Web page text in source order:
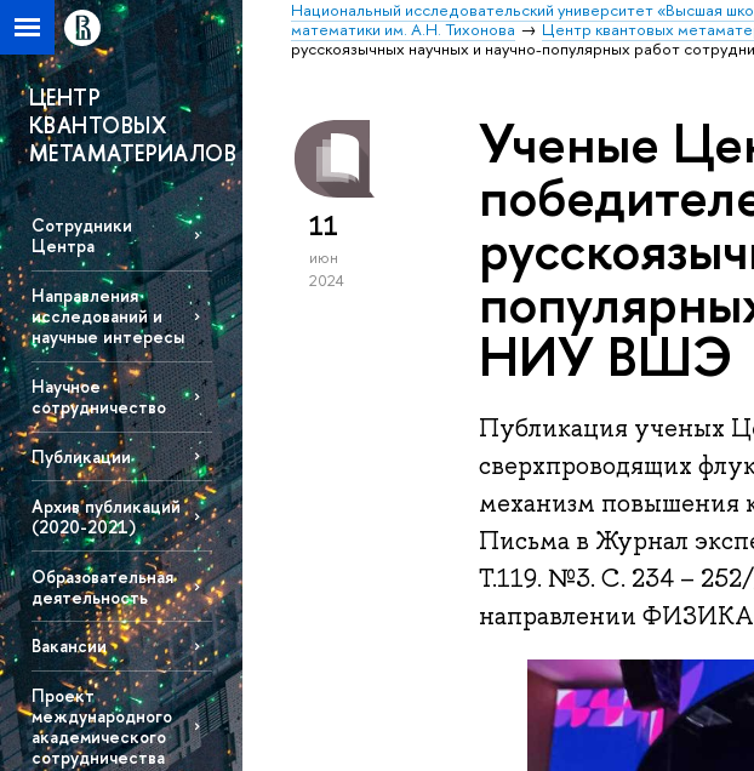
Национальный исследовательский университет «Высшая
математики им. А.Н. Тихонова
Центр квантовых
русскоязычных научных и научно-популярных работ
ЦЕНТР
КВАНТОВЫХ
МЕТАМАТЕРИАЛОВ
Сотрудники
Центра
Направления
исследований и
научные интересы
Научное
сотрудничество
Публикации
Архив публикаций
(2020-2021)
Образовательная
деятельность
Вакансии
Проект
международного
академического
сотрудничества
11
июн
2024
Ученые
НИУ ВШЭ
Публикация ученых
сверхпроводящих
механизм повышения
Письма в Журнал
Т.119. №3. С. 234 –
направлении